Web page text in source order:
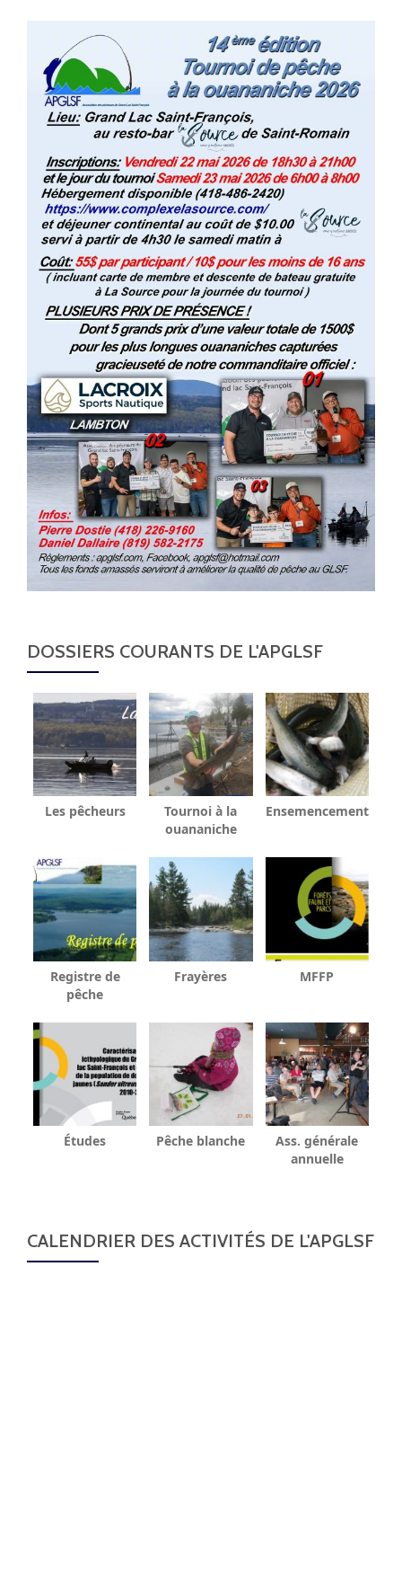
DOSSIERS COURANTS DE L'APGLSF
Les pêcheurs
Tournoi à la
ouananiche
Ensemencement
Registre de
pêche
Frayères MFFP
Études Pêche blanche
Ass. générale
annuelle
CALENDRIER DES ACTIVITÉS DE L'APGLSF